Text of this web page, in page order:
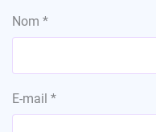
Nom *
E-mail *